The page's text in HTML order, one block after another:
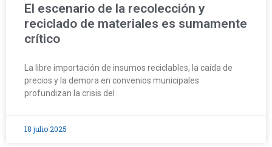
El escenario de la recolección y
reciclado de materiales es sumamente
crítico
La libre importación de insumos reciclables, la caída de
precios y la demora en convenios municipales
profundizan la crisis del
18 julio 2025